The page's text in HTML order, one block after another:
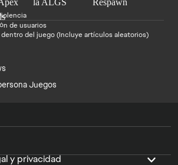
de usuarios
dentro del juego (Incluye artículos aleatorios)
Juegos
y privacidad